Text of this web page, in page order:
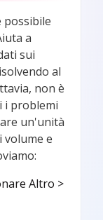
possibile
a
sui
al
non è
i problemi
un'unità
volume e
Altro >